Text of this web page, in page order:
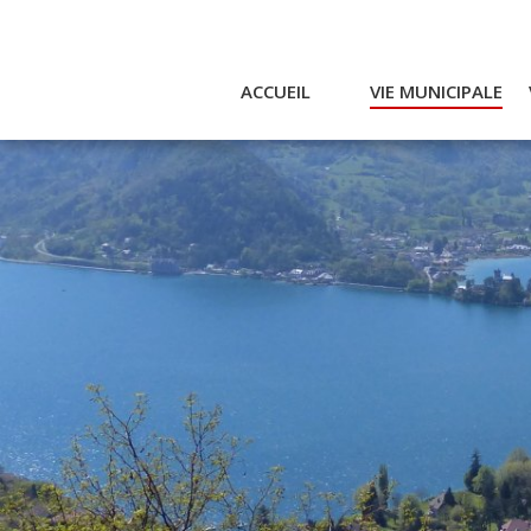
ACCUEIL VIE MUNICIPALE
Actualités et agenda
Conseil municipal
Actes
Réglementaires
Services municipaux
Intercommunalité
Emplois / Marchés
Finances